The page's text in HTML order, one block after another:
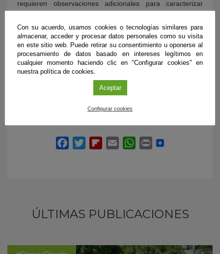
requieren observaciones adicionales para caracterizar
profundamente estos mundos, particularmente el séptimo –
el más externo–, cuyo periodo orbital e interacción con el
resto todavía no se conoce muy bien. Las sorpresas
astrobiológicas que pueda deparar el sistema TRAPPIST-1
no han hecho más que empezar.
ÚLTIMAS PUBLICACIONES
Con su acuerdo, usamos cookies o tecnologías similares para
almacenar, acceder y procesar datos personales como su visita
en este sitio web. Puede retirar su consentimiento u oponerse al
procesamiento de datos basado en intereses legítimos en
cualquier momento haciendo clic en "Configurar cookies" en
nuestra política de cookies.
Aceptar
Configurar cookies